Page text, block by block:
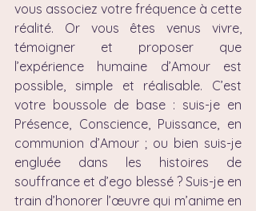
vous associez votre fréquence à cette
réalité. Or vous êtes venus vivre,
témoigner et proposer que
l’expérience humaine d’Amour est
possible, simple et réalisable. C’est
votre boussole de base : suis-je en
Présence, Conscience, Puissance, en
communion d’Amour ; ou bien suis-je
engluée dans les histoires de
souffrance et d’ego blessé ? Suis-je en
train d’honorer l’œuvre qui m’anime en